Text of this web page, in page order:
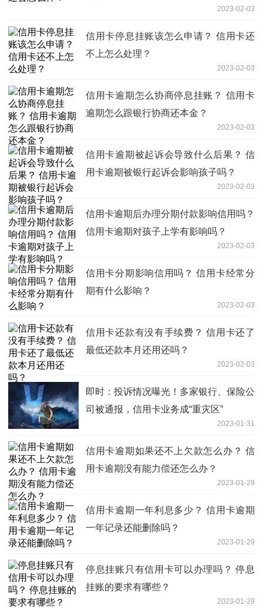
2023-02-03
信用卡停息挂账该怎么申请？ 信用卡还
不上怎么处理？
2023-02-03
信用卡逾期怎么协商停息挂账？ 信用卡
逾期怎么跟银行协商还本金？
2023-02-03
信用卡逾期被起诉会导致什么后果？ 信
用卡逾期被银行起诉会影响孩子吗？
2023-02-03
信用卡逾期后办理分期付款影响信用吗？
信用卡逾期对孩子上学有影响吗？
2023-02-03
信用卡分期影响信用吗？ 信用卡经常分
期有什么影响？
2023-02-03
信用卡还款有没有手续费？ 信用卡还了
最低还款本月还用还吗？
2023-02-03
即时：投诉情况曝光！多家银行、保险公
司被通报，信用卡业务成“重灾区”
2023-01-31
信用卡逾期如果还不上欠款怎么办？ 信
用卡逾期没有能力偿还怎么办？
2023-01-29
信用卡逾期一年利息多少？ 信用卡逾期
一年记录还能删除吗？
2023-01-29
停息挂账只有信用卡可以办理吗？ 停息
挂账的要求有哪些？
2023-01-29